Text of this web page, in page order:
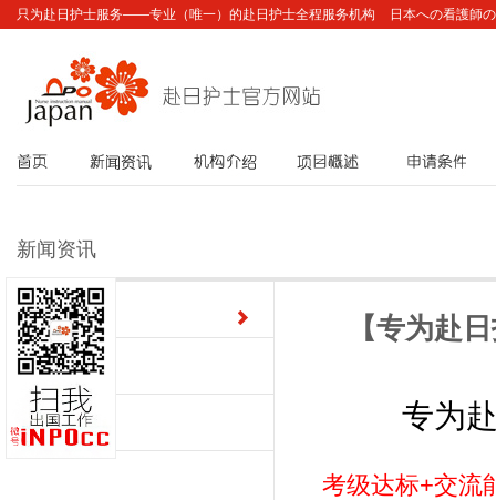
只为赴日护士服务——专业（唯一）的赴日护士全程服务机构 日本への看護師
新闻资讯
最新动态
图片资讯
公告栏
【专为赴
专为
考级达标+交流